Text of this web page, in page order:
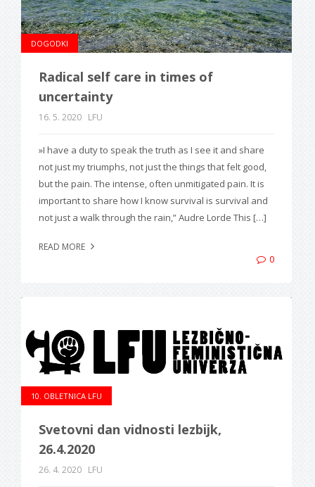
DOGODKI
Radical self care in times of
uncertainty
16. 5. 2020 LFU
»I have a duty to speak the truth as I see it and share
not just my triumphs, not just the things that felt good,
but the pain. The intense, often unmitigated pain. It is
important to share how I know survival is survival and
not just a walk through the rain,” Audre Lorde This […]
READ MORE
0
10. OBLETNICA LFU
Svetovni dan vidnosti lezbijk,
26.4.2020
26. 4. 2020 LFU